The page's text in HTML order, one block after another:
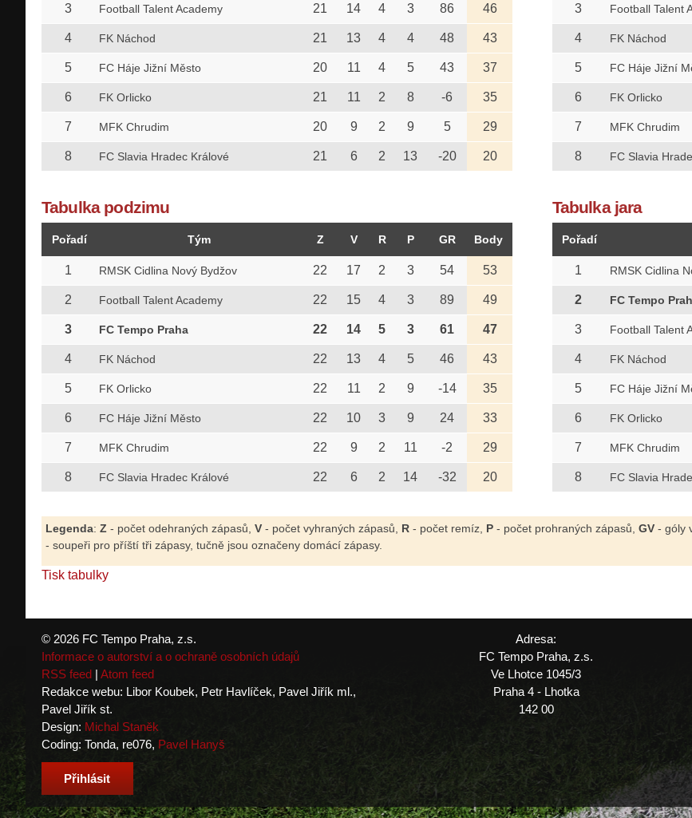
3 Football Talent Academy 21 14 4 3 86 46
4 FK Náchod 21 13 4 4 48 43
5 FC Háje Jižní Město 20 11 4 5 43 37
6 FK Orlicko 21 11 2 8 -6 35
7 MFK Chrudim 20 9 2 9 5 29
8 FC Slavia Hradec Králové 21 6 2 13 -20 20
3 Football Talent
4 FK Náchod
5 FC Háje Jižní
6 FK Orlicko
7 MFK Chrudim
8 FC Slavia
Tabulka podzimu
Pořadí Tým Z V R P GR Body
1 RMSK Cidlina Nový Bydžov 22 17 2 3 54 53
2 Football Talent Academy 22 15 4 3 89 49
3 FC Tempo Praha 22 14 5 3 61 47
4 FK Náchod 22 13 4 5 46 43
5 FK Orlicko 22 11 2 9 -14 35
6 FC Háje Jižní Město 22 10 3 9 24 33
7 MFK Chrudim 22 9 2 11 -2 29
8 FC Slavia Hradec Králové 22 6 2 14 -32 20
Tabulka jara
Pořadí
1 RMSK Cidlina
2 FC Tempo
3 Football Talent
4 FK Náchod
5 FC Háje Jižní
6 FK Orlicko
7 MFK Chrudim
8 FC Slavia
Legenda: Z - počet odehraných zápasů, V - počet vyhraných zápasů, R - počet remíz, P - počet prohraných zápasů, GV - góly
- soupeři pro příští tři zápasy, tučně jsou označeny domácí zápasy.
Tisk tabulky
© 2026 FC Tempo Praha, z.s.
Informace o autorství a o ochraně osobních údajů
RSS feed | Atom feed
Redakce webu: Libor Koubek, Petr Havlíček, Pavel Jiřík ml.,
Pavel Jiřík st.
Design: Michal Staněk
Coding: Tonda, re076, Pavel Hanyš
Adresa:
FC Tempo Praha, z.s.
Ve Lhotce 1045/3
Praha 4 - Lhotka
142 00
Přihlásit